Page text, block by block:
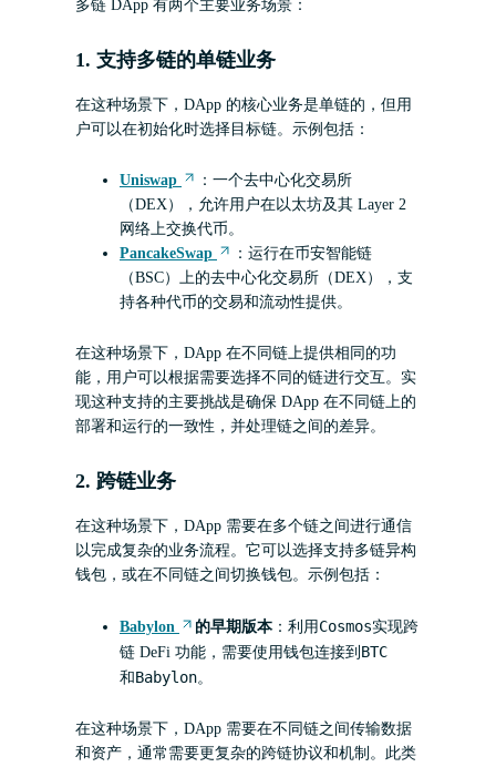
多链 DApp 有两个主要业务场景：
1. 支持多链的单链业务
在这种场景下，DApp 的核心业务是单链的，但用
户可以在初始化时选择目标链。示例包括：
Uniswap
：一个去中心化交易所
（DEX），允许用户在以太坊及其 Layer 2
网络上交换代币。
PancakeSwap
：运行在币安智能链
（BSC）上的去中心化交易所（DEX），支
持各种代币的交易和流动性提供。
在这种场景下，DApp 在不同链上提供相同的功
能，用户可以根据需要选择不同的链进行交互。实
现这种支持的主要挑战是确保 DApp 在不同链上的
部署和运行的一致性，并处理链之间的差异。
2. 跨链业务
在这种场景下，DApp 需要在多个链之间进行通信
以完成复杂的业务流程。它可以选择支持多链异构
钱包，或在不同链之间切换钱包。示例包括：
Babylon 的早期版本：利用 Cosmos实现跨
链 DeFi 功能，需要使用钱包连接到 BTC
和Babylon。
在这种场景下，DApp 需要在不同链之间传输数据
和资产，通常需要更复杂的跨链协议和机制。此类